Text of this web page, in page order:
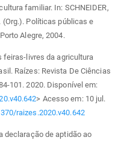
familiar. In: SCHNEIDER,
(Org.). Políticas públicas e
Alegre, 2004.
feiras-livres da agricultura
Raízes: Revista De Ciências
101. 2020. Disponível em:
> Acesso em: 10 jul.
raizes.2020.v40.642
declaração de aptidão ao